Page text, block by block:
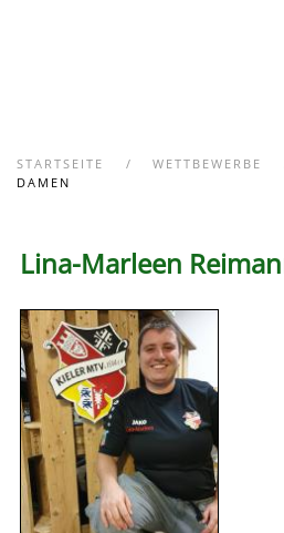
STARTSEITE WETTBEWERBE
DAMEN
Lina-Marleen